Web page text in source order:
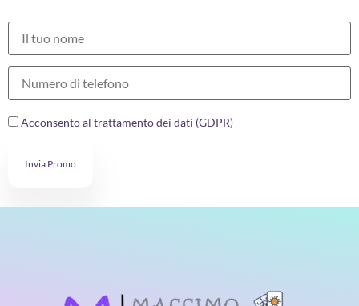
Acconsento al trattamento dei dati (GDPR)
Invia Promo